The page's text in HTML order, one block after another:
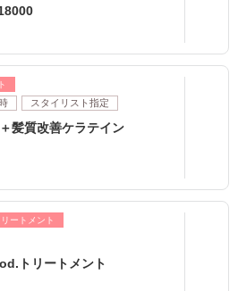
スタイリスト指定
髪質改善ケラテイン
リートメント
トリートメント